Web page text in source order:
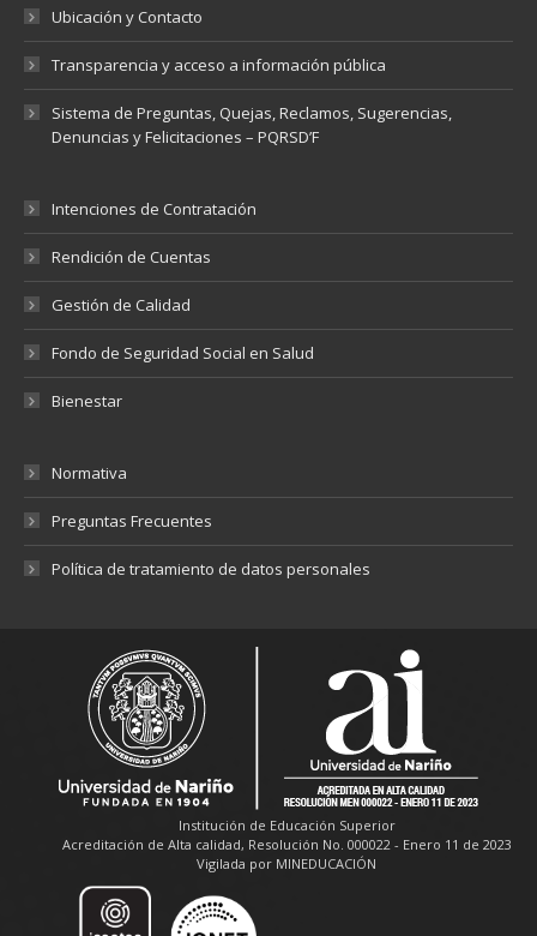
Ubicación y Contacto
Transparencia y acceso a información pública
Sistema de Preguntas, Quejas, Reclamos, Sugerencias,
Denuncias y Felicitaciones – PQRSD’F
Intenciones de Contratación
Rendición de Cuentas
Gestión de Calidad
Fondo de Seguridad Social en Salud
Bienestar
Normativa
Preguntas Frecuentes
Política de tratamiento de datos personales
Institución de Educación Superior
Acreditación de Alta calidad, Resolución No. 000022 - Enero 11 de 2023
Vigilada por MINEDUCACIÓN